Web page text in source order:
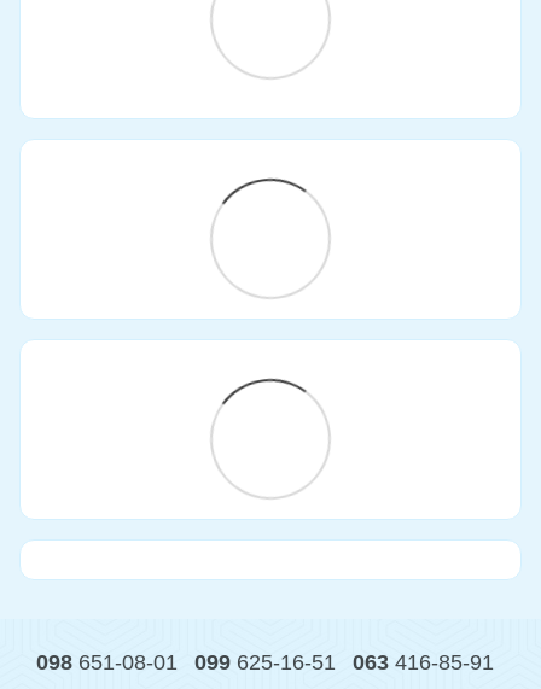
098 651-08-01 099 625-16-51 063 416-85-91